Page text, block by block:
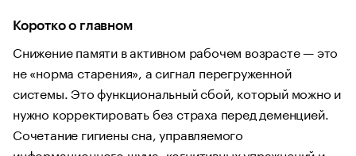
Коротко о главном
Снижение памяти в активном рабочем возрасте — это
не «норма старения», а сигнал перегруженной
системы. Это функциональный сбой, который можно и
нужно корректировать без страха перед деменцией.
Сочетание гигиены сна, управляемого